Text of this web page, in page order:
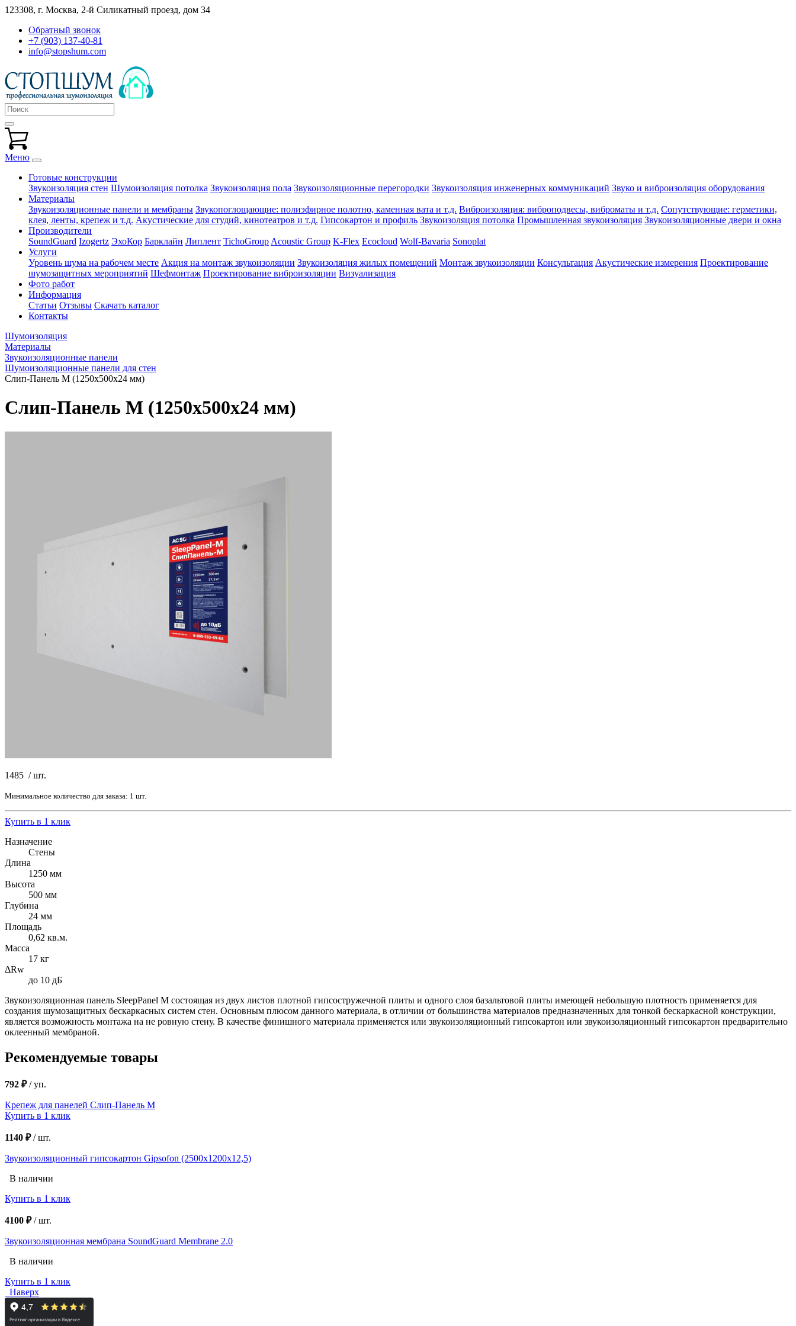
123308, г. Москва, 2-й Силикатный проезд, дом 34
Обратный звонок
+7 (903) 137-40-81
info@stopshum.com
Меню
Готовые конструкции
Звукоизоляция стен Шумоизоляция потолка Звукоизоляция пола Звукоизоляционные перегородки Звукоизоляция инженерных коммуникаций Звуко и виброизоляция оборудования
Материалы
Звукоизоляционные панели и мембраны Звукопоглощающие: полиэфирное полотно, каменная вата и т.д. Виброизоляция: виброподвесы, виброматы и т.д. Сопутствующие: герметики,
клея, ленты, крепеж и т.д. Акустические для студий, кинотеатров и т.д. Гипсокартон и профиль Звукоизоляция потолка Промышленная звукоизоляция Звукоизоляционные двери и окна
Производители
SoundGuard Izogertz ЭхоКор Барклайн Липлент TichoGroup Acoustic Group K-Flex Ecocloud Wolf-Bavaria Sonoplat
Услуги
Уровень шума на рабочем месте Акция на монтаж звукоизоляции Звукоизоляция жилых помещений Монтаж звукоизоляции Консультация Акустические измерения Проектирование
шумозащитных мероприятий Шефмонтаж Проектирование виброизоляции Визуализация
Фото работ
Информация
Статьи Отзывы Скачать каталог
Контакты
Шумоизоляция
Материалы
Звукоизоляционные панели
Шумоизоляционные панели для стен
Слип-Панель М (1250х500х24 мм)
Слип-Панель М (1250х500х24 мм)
1485 /шт.
Минимальное количество для заказа: 1 шт.
Купить в 1 клик
Назначение
Стены
Длина
1250 мм
Высота
500 мм
Глубина
24 мм
Площадь
0,62 кв.м.
Масса
17 кг
ΔRw
до 10 дБ
Звукоизоляционная панель SleepPanel М состоящая из двух листов плотной гипсостружечной плиты и одного слоя базальтовой плиты имеющей небольшую плотность применяется для
создания шумозащитных бескаркасных систем стен. Основным плюсом данного материала, в отличии от большинства материалов предназначенных для тонкой бескаркасной конструкции,
является возможность монтажа на не ровную стену. В качестве финишного материала применяется или звукоизоляционный гипсокартон или звукоизоляционный гипсокартон предварительно
оклеенный мембраной.
Рекомендуемые товары
792 ₽/уп.
Крепеж для панелей Слип-Панель M
Купить в 1 клик
1140 ₽/шт.
Звукоизоляционный гипсокартон Gipsofon (2500х1200х12,5)
В наличии
Купить в 1 клик
4100 ₽/шт.
Звукоизоляционная мембрана SoundGuard Membrane 2.0
В наличии
Купить в 1 клик
Наверх